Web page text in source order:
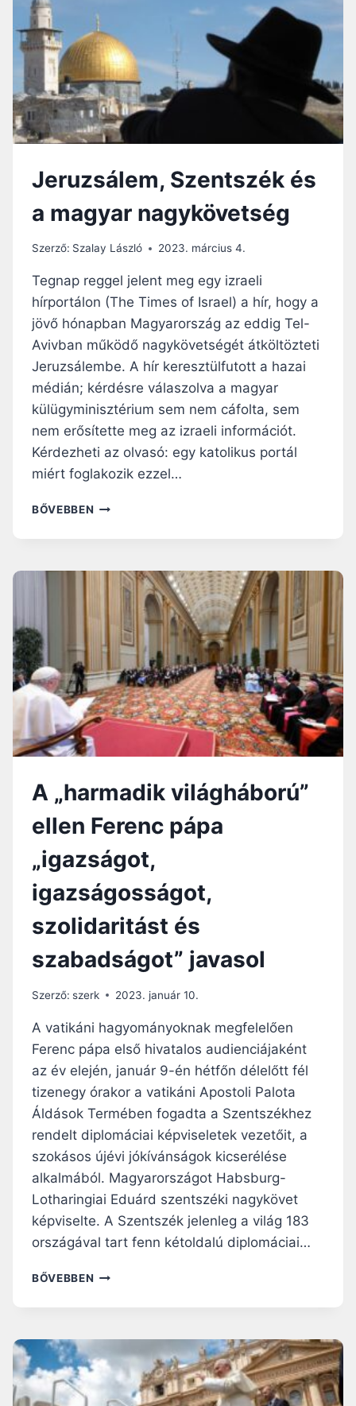
K
:
I
P
L
O
M
C
A
I
K
T
L
T
Á
?
Jeruzsálem, Szentszék és
a magyar nagykövetség
Szerző: Szalay László 2023. március 4.
Tegnap reggel jelent meg egy izraeli
hírportálon (The Times of Israel) a hír, hogy a
jövő hónapban Magyarország az eddig Tel-
Avivban működő nagykövetségét átköltözteti
Jeruzsálembe. A hír keresztülfutott a hazai
médián; kérdésre válaszolva a magyar
külügyminisztérium sem nem cáfolta, sem
nem erősítette meg az izraeli információt.
Kérdezheti az olvasó: egy katolikus portál
miért foglakozik ezzel…
BŐVEBBEN J
Z
M
,
S
Z
E
N
T
Z
K
S
M
G
A
N
G
K
Ö
V
E
T
S
É
G
A „harmadik világháború”
ellen Ferenc pápa
„igazságot,
igazságosságot,
szolidaritást és
szabadságot” javasol
Szerző: szerk 2023. január 10.
A vatikáni hagyományoknak megfelelően
Ferenc pápa első hivatalos audienciájaként
az év elején, január 9-én hétfőn délelőtt fél
tizenegy órakor a vatikáni Apostoli Palota
Áldások Termében fogadta a Szentszékhez
rendelt diplomáciai képviseletek vezetőit, a
szokásos újévi jókívánságok kicserélése
alkalmából. Magyarországot Habsburg-
Lotharingiai Eduárd szentszéki nagykövet
képviselte. A Szentszék jelenleg a világ 183
országával tart fenn kétoldalú diplomáciai…
BŐVEBBEN
R
M
A